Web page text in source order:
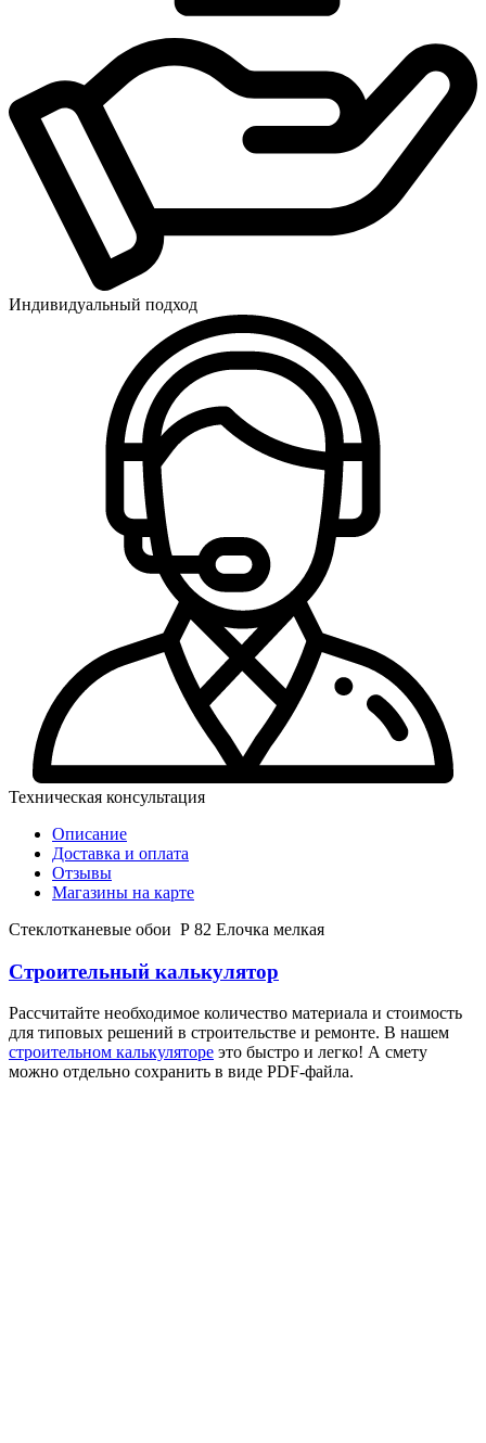
Индивидуальный подход
Техническая консультация
Описание
Доставка и оплата
Отзывы
Магазины на карте
Стеклотканевые обои Р 82 Елочка мелкая
Строительный калькулятор
Рассчитайте необходимое количество материала и стоимость
для типовых решений в строительстве и ремонте. В нашем
строительном калькуляторе это быстро и легко! А смету
можно отдельно сохранить в виде PDF-файла.